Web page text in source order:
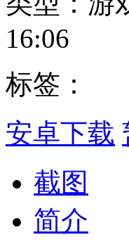
16:06
标签：
安卓下载
截图
简介